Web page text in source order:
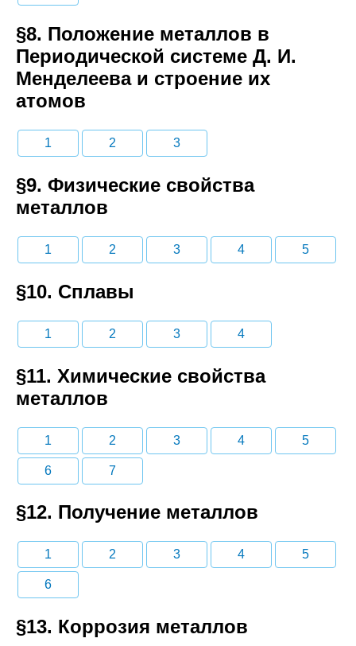
§8. Положение металлов в
Периодической системе Д. И.
Менделеева и строение их
атомов
1 2 3
§9. Физические свойства
металлов
1 2 3 4 5
§10. Сплавы
1 2 3 4
§11. Химические свойства
металлов
1 2 3 4 5
6 7
§12. Получение металлов
1 2 3 4 5
6
§13. Коррозия металлов